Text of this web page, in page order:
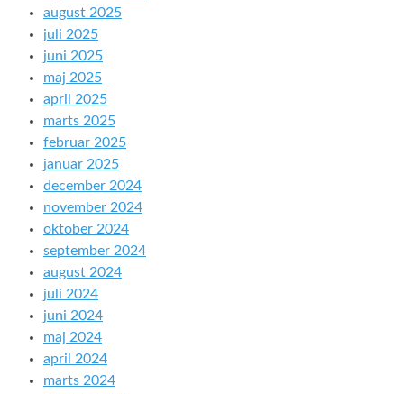
august 2025
juli 2025
juni 2025
maj 2025
april 2025
marts 2025
februar 2025
januar 2025
december 2024
november 2024
oktober 2024
september 2024
august 2024
juli 2024
juni 2024
maj 2024
april 2024
marts 2024